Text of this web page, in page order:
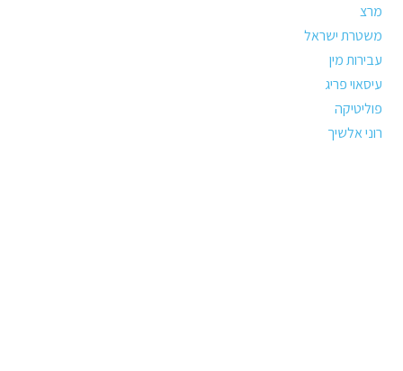
מרצ
משטרת ישראל
עבירות מין
עיסאוי פריג
פוליטיקה
רוני אלשיך